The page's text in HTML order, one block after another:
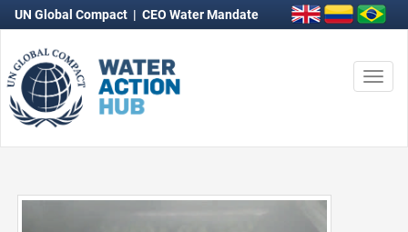
UN Global Compact | CEO Water Mandate